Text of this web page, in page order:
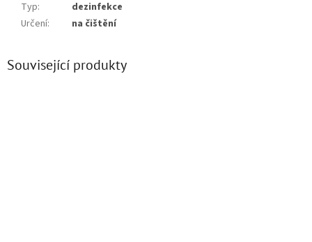
Typ:
dezinfekce
Určení: na čištění
Související produkty